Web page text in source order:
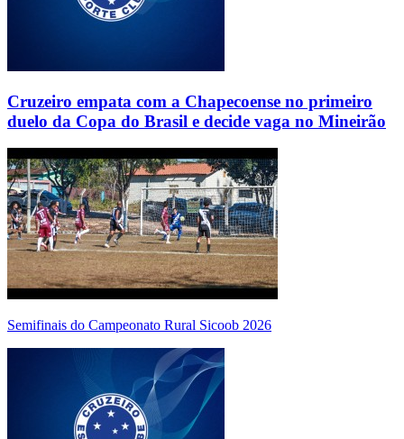
Cruzeiro empata com a Chapecoense no primeiro
duelo da Copa do Brasil e decide vaga no Mineirão
Semifinais do Campeonato Rural Sicoob 2026